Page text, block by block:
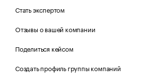
Стать экспертом
Отзывы о вашей компании
Поделиться кейсом
Создать профиль группы компаний